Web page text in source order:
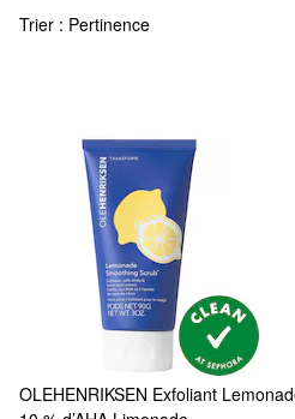
Trier : Pertinence
OLEHENRIKSEN Exfoliant